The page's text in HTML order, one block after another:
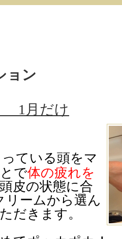
ョン
1月だけ
ている頭をマ
で体の疲れを
皮の状態に合
リームから選ん
だきます。